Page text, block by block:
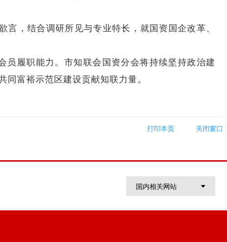
，结合调研所见与专业特长，就国资国企改革、
履职能力。市知联会国资分会将持续坚持政治建
富裕示范区建设贡献知联力量。
打印本页 关闭窗口
国内相关网站